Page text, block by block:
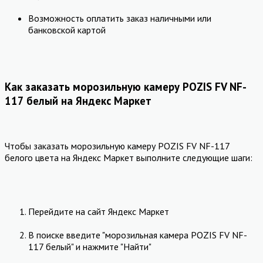
Возможность оплатить заказ наличными или
банковской картой
Как заказать морозильную камеру POZIS FV NF-
117 белый на Яндекс Маркет
Чтобы заказать морозильную камеру POZIS FV NF-117
белого цвета на Яндекс Маркет выполните следующие шаги:
Перейдите на сайт Яндекс Маркет
В поиске введите "морозильная камера POZIS FV NF-
117 белый" и нажмите "Найти"